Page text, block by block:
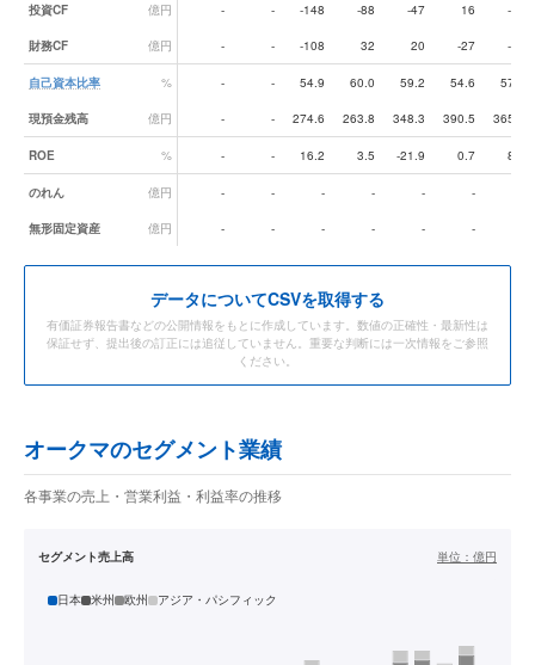
投資CF 億円 - - -148 -88 -47 16 -17
財務CF 億円 - - -108 32 20 -27 -54
自己資本比率 % - - 54.9 60.0 59.2 54.6 57.1
現預金残高 億円 - - 274.6 263.8 348.3 390.5 365.2
ROE % - - 16.2 3.5 -21.9 0.7 8.7
のれん 億円 - - - - - -
無形固定資産 億円 - - - - - -
データについてCSVを取得する
有価証券報告書などの公開情報をもとに作成しています。数値の正確性・最新性は
保証せず、提出後の訂正には追従していません。重要な判断には一次情報をご参照
ください。
オークマのセグメント業績
各事業の売上・営業利益・利益率の推移
セグメント売上高 単位： 億円
日本 米州 欧州 アジア・パシフィック